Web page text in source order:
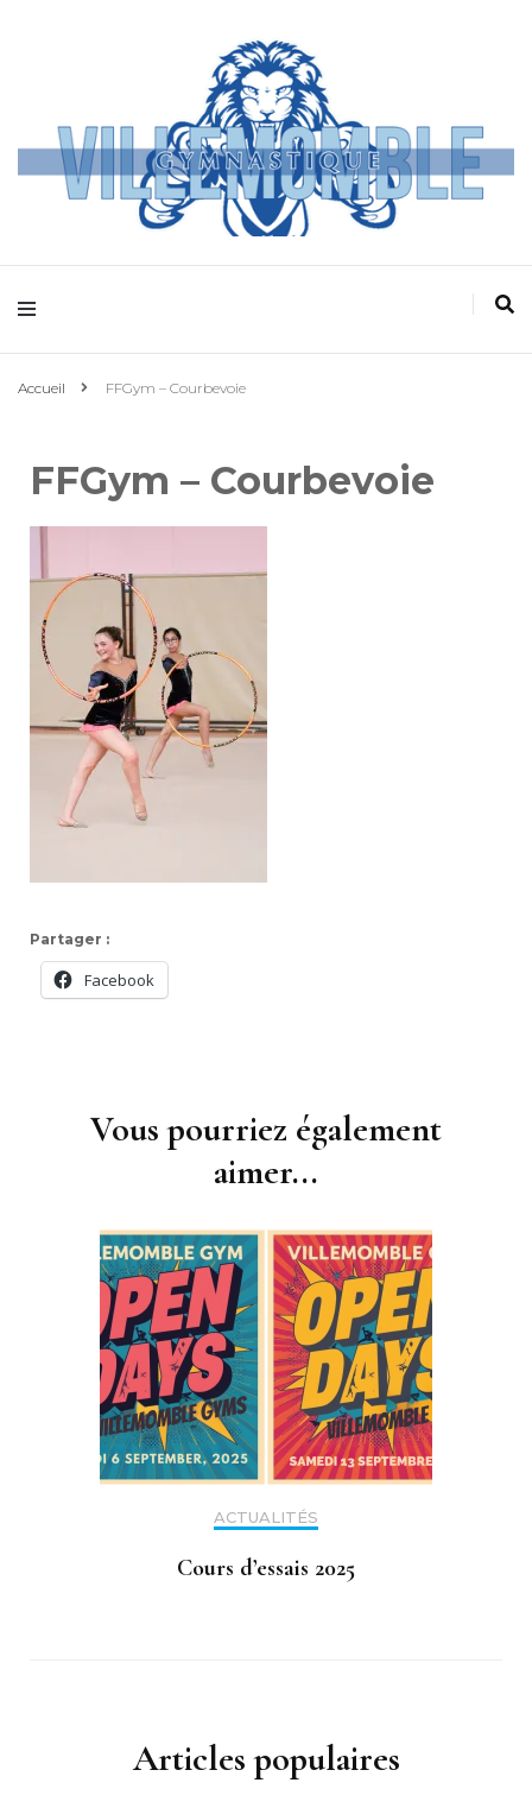
Villemomble
Gymnastique
Accueil FFGym – Courbevoie
FFGym – Courbevoie
Partager :
Facebook
Vous pourriez également
aimer...
ACTUALITÉS
Cours d’essais 2025
Articles populaires